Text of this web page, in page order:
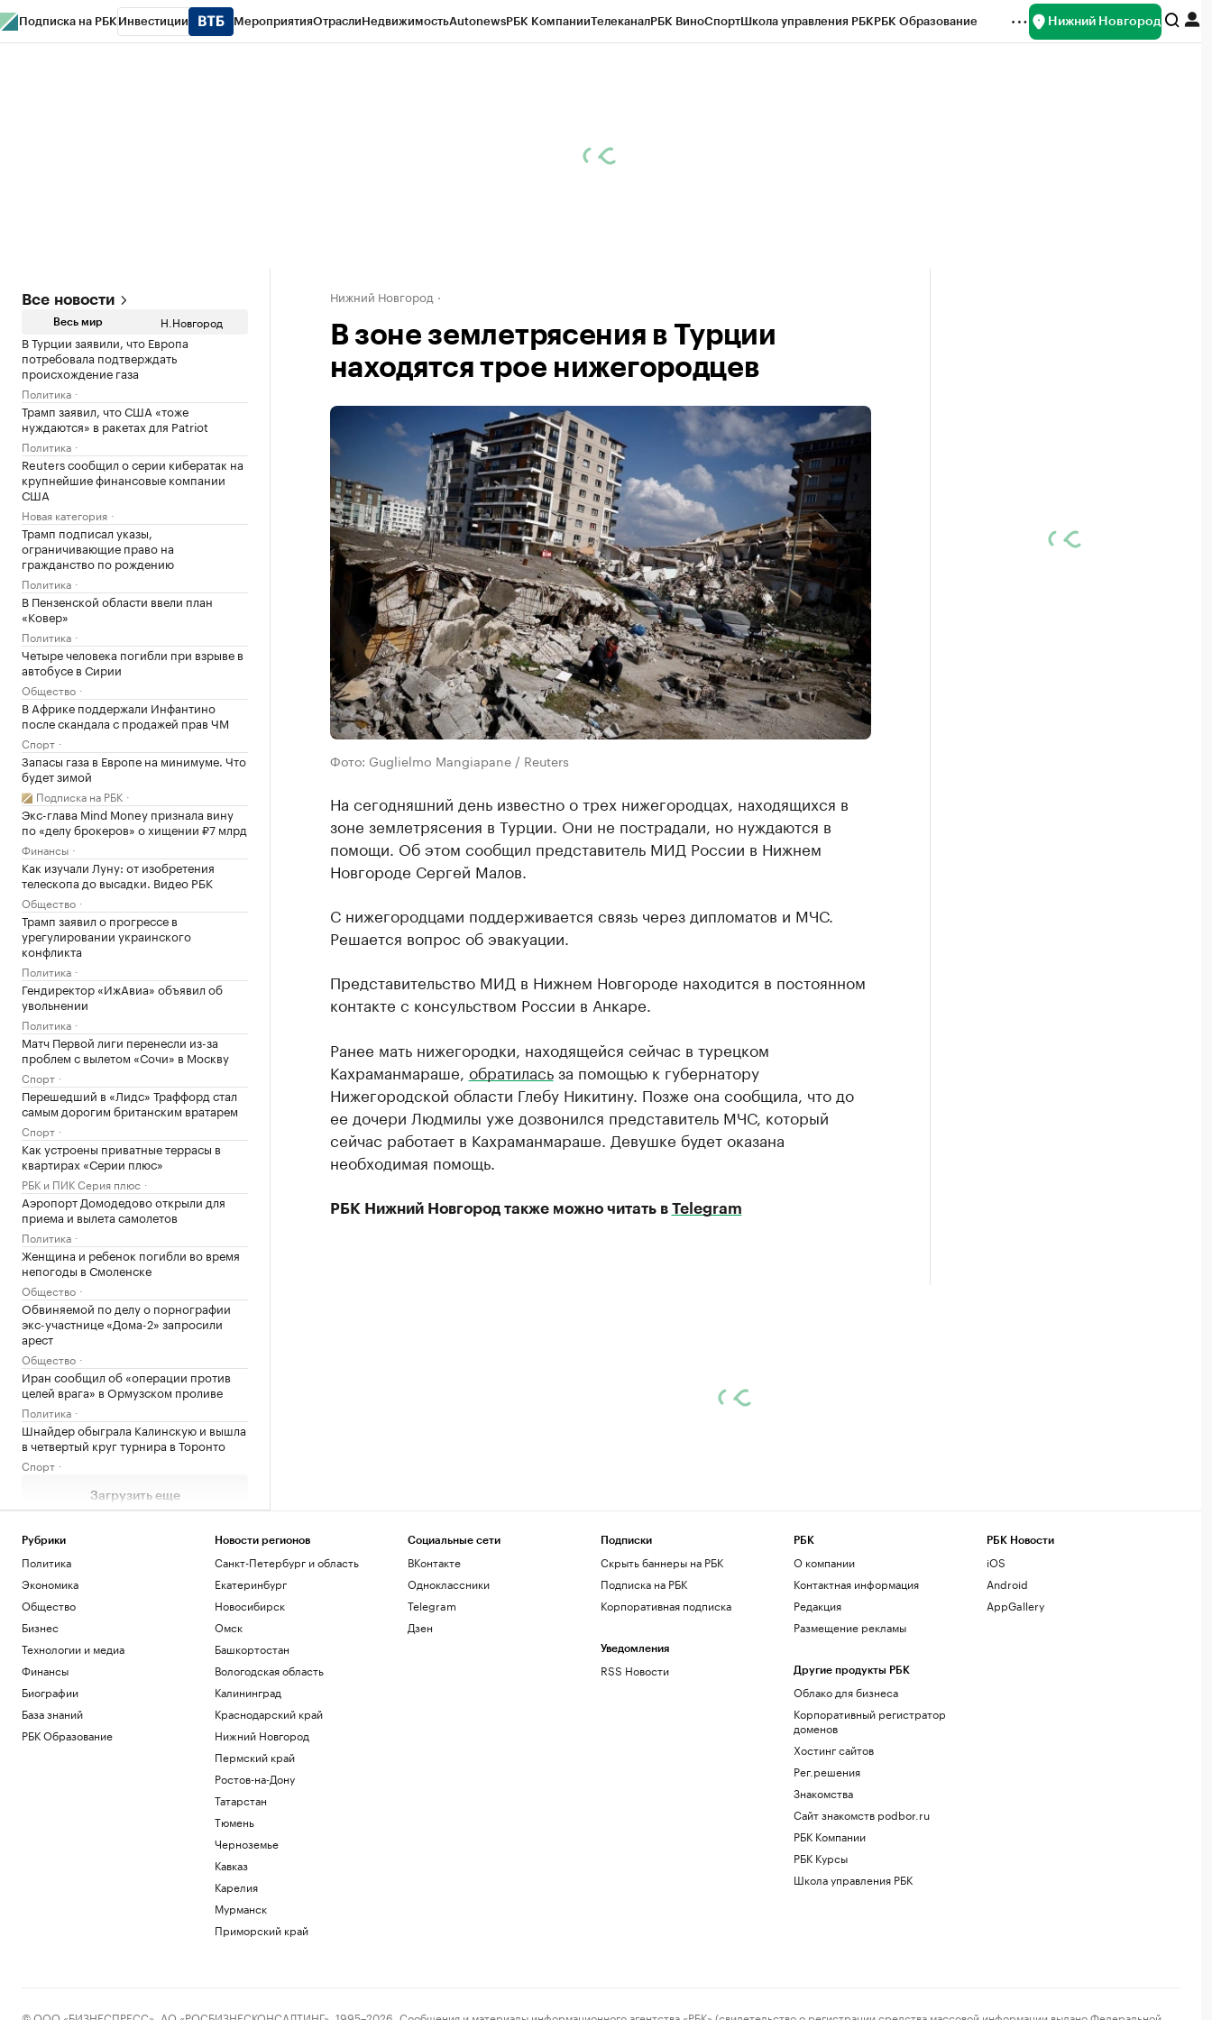
Подписка на РБК Инвестиции МероприятияОтраслиНедвижимостьAutonewsРБК КомпанииТелеканалРБК ВиноСпортШкола управления РБКРБК Образование Нижний Новгород
Все новости
Весь мир Н.Новгород
В Турции заявили, что Европа
потребовала подтверждать
происхождение газа
Политика
Трамп заявил, что США «тоже
нуждаются» в ракетах для Patriot
Политика
Reuters сообщил о серии кибератак на
крупнейшие финансовые компании
США
Новая категория
Трамп подписал указы,
ограничивающие право на
гражданство по рождению
Политика
В Пензенской области ввели план
«Ковер»
Политика
Четыре человека погибли при взрыве в
автобусе в Сирии
Общество
В Африке поддержали Инфантино
после скандала с продажей прав ЧМ
Спорт
Запасы газа в Европе на минимуме. Что
будет зимой
Подписка на РБК
Экс-глава Mind Money признала вину
по «делу брокеров» о хищении ₽7 млрд
Финансы
Как изучали Луну: от изобретения
телескопа до высадки. Видео РБК
Общество
Трамп заявил о прогрессе в
урегулировании украинского
конфликта
Политика
Гендиректор «ИжАвиа» объявил об
увольнении
Политика
Матч Первой лиги перенесли из-за
проблем с вылетом «Сочи» в Москву
Спорт
Перешедший в «Лидс» Траффорд стал
самым дорогим британским вратарем
Спорт
Как устроены приватные террасы в
квартирах «Серии плюс»
РБК и ПИК Серия плюс
Аэропорт Домодедово открыли для
приема и вылета самолетов
Политика
Женщина и ребенок погибли во время
непогоды в Смоленске
Общество
Обвиняемой по делу о порнографии
экс-участнице «Дома-2» запросили
арест
Общество
Иран сообщил об «операции против
целей врага» в Ормузском проливе
Политика
Шнайдер обыграла Калинскую и вышла
в четвертый круг турнира в Торонто
Спорт
Загрузить еще
Нижний Новгород
В зоне землетрясения в Турции
находятся трое нижегородцев
Фото: Guglielmo Mangiapane / Reuters
На сегодняшний день известно о трех нижегородцах, находящихся в
зоне землетрясения в Турции. Они не пострадали, но нуждаются в
помощи. Об этом сообщил представитель МИД России в Нижнем
Новгороде Сергей Малов.
С нижегородцами поддерживается связь через дипломатов и МЧС.
Решается вопрос об эвакуации.
Представительство МИД в Нижнем Новгороде находится в постоянном
контакте с консульством России в Анкаре.
Ранее мать нижегородки, находящейся сейчас в турецком
Кахраманмараше, обратиласьза помощью к губернатору
Нижегородской области Глебу Никитину. Позже она сообщила, что до
ее дочери Людмилы уже дозвонился представитель МЧС, который
сейчас работает в Кахраманмараше. Девушке будет оказана
необходимая помощь.
РБК Нижний Новгород также можно читать в Telegram
Рубрики
Политика
Экономика
Общество
Бизнес
Технологии и медиа
Финансы
Биографии
База знаний
РБК Образование
Новости регионов
Санкт-Петербург и область
Екатеринбург
Новосибирск
Омск
Башкортостан
Вологодская область
Калининград
Краснодарский край
Нижний Новгород
Пермский край
Ростов-на-Дону
Татарстан
Тюмень
Черноземье
Кавказ
Карелия
Мурманск
Приморский край
Социальные сети
ВКонтакте
Одноклассники
Telegram
Дзен
Подписки
Скрыть баннеры на РБК
Подписка на РБК
Корпоративная подписка
Уведомления
RSS Новости
РБК
О компании
Контактная информация
Редакция
Размещение рекламы
Другие продукты РБК
Облако для бизнеса
Корпоративный регистратор
доменов
Хостинг сайтов
Рег.решения
Знакомства
Сайт знакомств podbor.ru
РБК Компании
РБК Курсы
Школа управления РБК
РБК Новости
iOS
Android
AppGallery